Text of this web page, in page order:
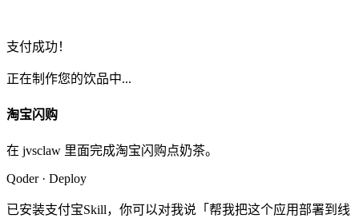
支付成功！
正在制作您的饮品中...
淘宝闪购
在 jvsclaw 里面完成淘宝闪购点奶茶。
Qoder · Deploy
已安装支付宝Skill，你可以对我说「帮我把这个应用部署到线